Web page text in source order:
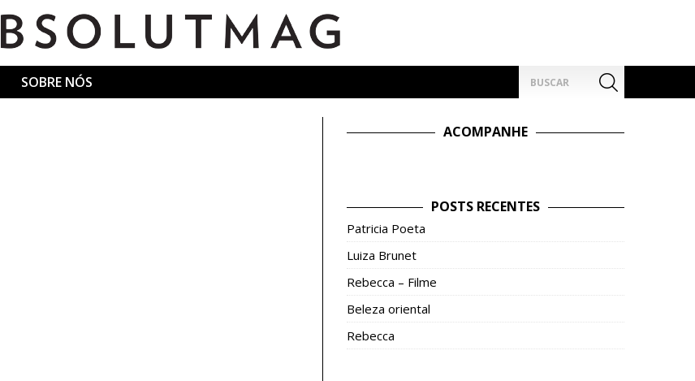
SOBRE NÓS
por:
ACOMPANHE
POSTS RECENTES
Patricia Poeta
Luiza Brunet
Rebecca – Filme
Beleza oriental
Rebecca